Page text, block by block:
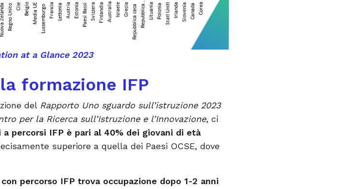
at a Glance 2023
formazione IFP
del Rapporto Uno sguardo sull’istruzione 2023
per la Ricerca sull’Istruzione e l’Innovazione, ci
percorsi IFP è pari al 40% dei giovani di età
superiore a quella dei Paesi OCSE, dove
percorso IFP trova occupazione dopo 1-2 anni